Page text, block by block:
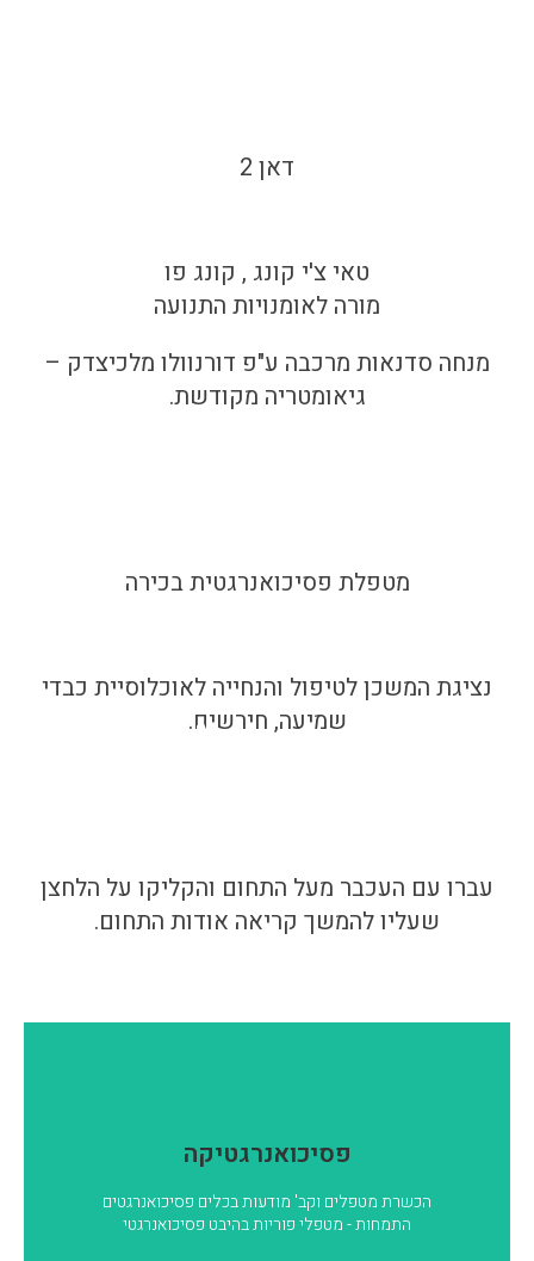
דאן 2
טאי צ'י קונג , קונג פו
מורה לאומנויות התנועה
מנחה סדנאות מרכבה ע"פ דורנוולו מלכיצדק –
גיאומטריה מקודשת.
מטפלת פסיכואנרגטית בכירה
נציגת המשכן לטיפול והנחייה לאוכלוסיית כבדי
שמיעה, חירשים.
עברו עם העכבר מעל התחום והקליקו על הלחצן
שעליו להמשך קריאה אודות התחום.
פסיכואנרגטיקה
הכשרת מטפלים וקב' מודעות בכלים פסיכואנרגטים
התמחות - מטפלי פוריות בהיבט פסיכואנרגטי
ופותחה
פסיכותרפויטים
ובזיקה ליונג – אבי פסיכולוגית המעמקים.